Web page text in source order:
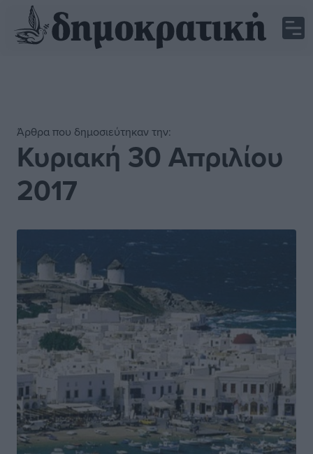
Άρθρα που δημοσιεύτηκαν την:
Κυριακή 30 Απριλίου
2017